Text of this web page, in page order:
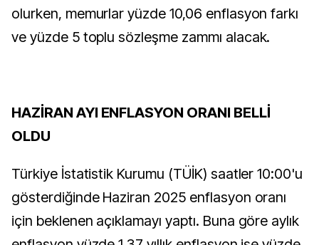
olurken, memurlar yüzde 10,06 enflasyon farkı
ve yüzde 5 toplu sözleşme zammı alacak.
HAZİRAN AYI ENFLASYON ORANI BELLİ
OLDU
Türkiye İstatistik Kurumu (TÜİK) saatler 10:00'u
gösterdiğinde Haziran 2025 enflasyon oranı
için beklenen açıklamayı yaptı. Buna göre aylık